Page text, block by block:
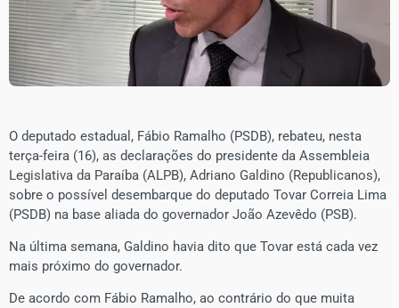
O deputado estadual, Fábio Ramalho (PSDB), rebateu, nesta
terça-feira (16), as declarações do presidente da Assembleia
Legislativa da Paraíba (ALPB), Adriano Galdino (Republicanos),
sobre o possível desembarque do deputado Tovar Correia Lima
(PSDB) na base aliada do governador João Azevêdo (PSB).
Na última semana, Galdino havia dito que Tovar está cada vez
mais próximo do governador.
De acordo com Fábio Ramalho, ao contrário do que muita